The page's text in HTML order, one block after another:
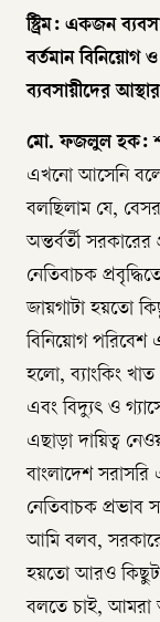
স্ট্রিম: একজন
বর্তমান বিনিয়োগ
ব্যবসায়ীদের
মো. ফজলুল হক:
এখনো আসেনি বলে
বলছিলাম যে,
অন্তর্বর্তী
নেতিবাচক
জায়গাটা হয়তো
বিনিয়োগ
হলো, ব্যাংকিং
এবং বিদ্যুৎ ও
এছাড়া দায়িত্ব
বাংলাদেশ
নেতিবাচক প্রভাব
আমি বলব,
হয়তো আরও কিছুটা
বলতে চাই, আমরা